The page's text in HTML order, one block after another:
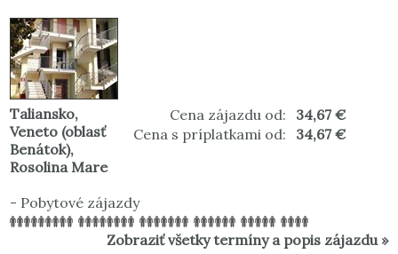
Cena zájazdu od:
34,67 €
Cena s príplatkami od:
34,67 €
Taliansko,
Veneto (oblasť
Benátok),
Rosolina Mare
- Pobytové zájazdy
Zobraziť všetky termíny a popis zájazdu »